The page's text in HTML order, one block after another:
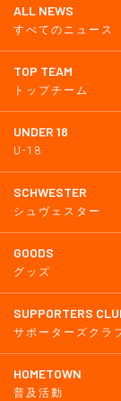
ALL NEWS
すべてのニュース
TOP TEAM
トップチーム
UNDER 18
U-18
SCHWESTER
シュヴェスター
GOODS
グッズ
SUPPORTERS
サポーターズクラ
HOMETOWN
普及活動